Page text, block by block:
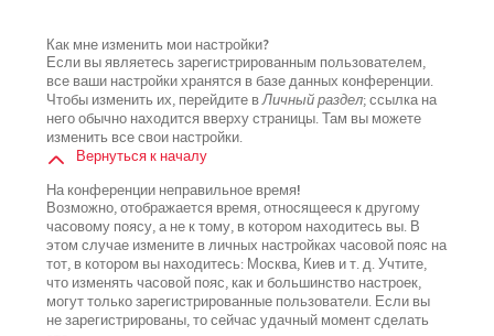
Как мне изменить мои настройки?
Если вы являетесь зарегистрированным пользователем,
все ваши настройки хранятся в базе данных конференции.
Чтобы изменить их, перейдите вЛичный раздел; ссылка на
него обычно находится вверху страницы. Там вы можете
изменить все свои настройки.
Вернуться к началу
На конференции неправильное время!
Возможно, отображается время, относящееся к другому
часовому поясу, а не к тому, в котором находитесь вы. В
этом случае измените в личных настройках часовой пояс на
тот, в котором вы находитесь: Москва, Киев и т. д. Учтите,
что изменять часовой пояс, как и большинство настроек,
могут только зарегистрированные пользователи. Если вы
не зарегистрированы, то сейчас удачный момент сделать